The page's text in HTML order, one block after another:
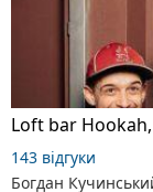
Loft bar
143 відгуки
Богдан